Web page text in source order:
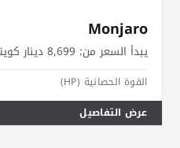
Monjaro
يبدأ السعر من:
القوة الحصانية (HP)
عرض التفاصيل